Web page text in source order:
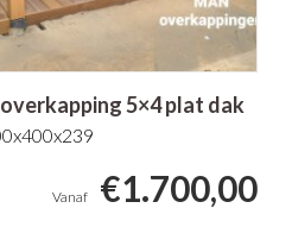
5×4 plat dak
€1.700,00